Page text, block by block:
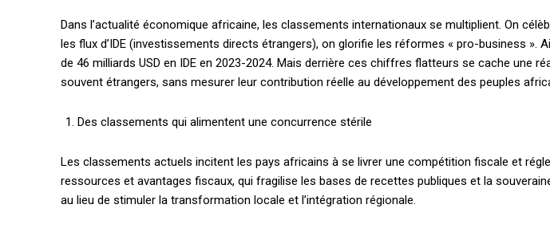
Dans l’actualité économique africaine, les classements internationaux se multiplient. On
les flux d’IDE (investissements directs étrangers), on glorifie les réformes « pro-business
de 46 milliards USD en IDE en 2023-2024. Mais derrière ces chiffres flatteurs se cache une
souvent étrangers, sans mesurer leur contribution réelle au développement des peuples
Des classements qui alimentent une concurrence stérile
Les classements actuels incitent les pays africains à se livrer une compétition fiscale et
ressources et avantages fiscaux, qui fragilise les bases de recettes publiques et la
au lieu de stimuler la transformation locale et l’intégration régionale.